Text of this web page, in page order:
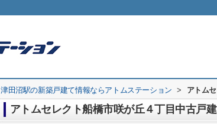
津田沼駅の新築戸建て情報ならアトムステーション > アトム
アトムセレクト船橋市咲が丘４丁目中古戸